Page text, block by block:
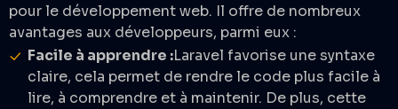
pour le développement web. Il offre de nombreux
avantages aux développeurs, parmi eux :
Facile à apprendre :Laravel favorise une syntaxe
claire, cela permet de rendre le code plus facile à
lire, à comprendre et à maintenir. De plus, cette